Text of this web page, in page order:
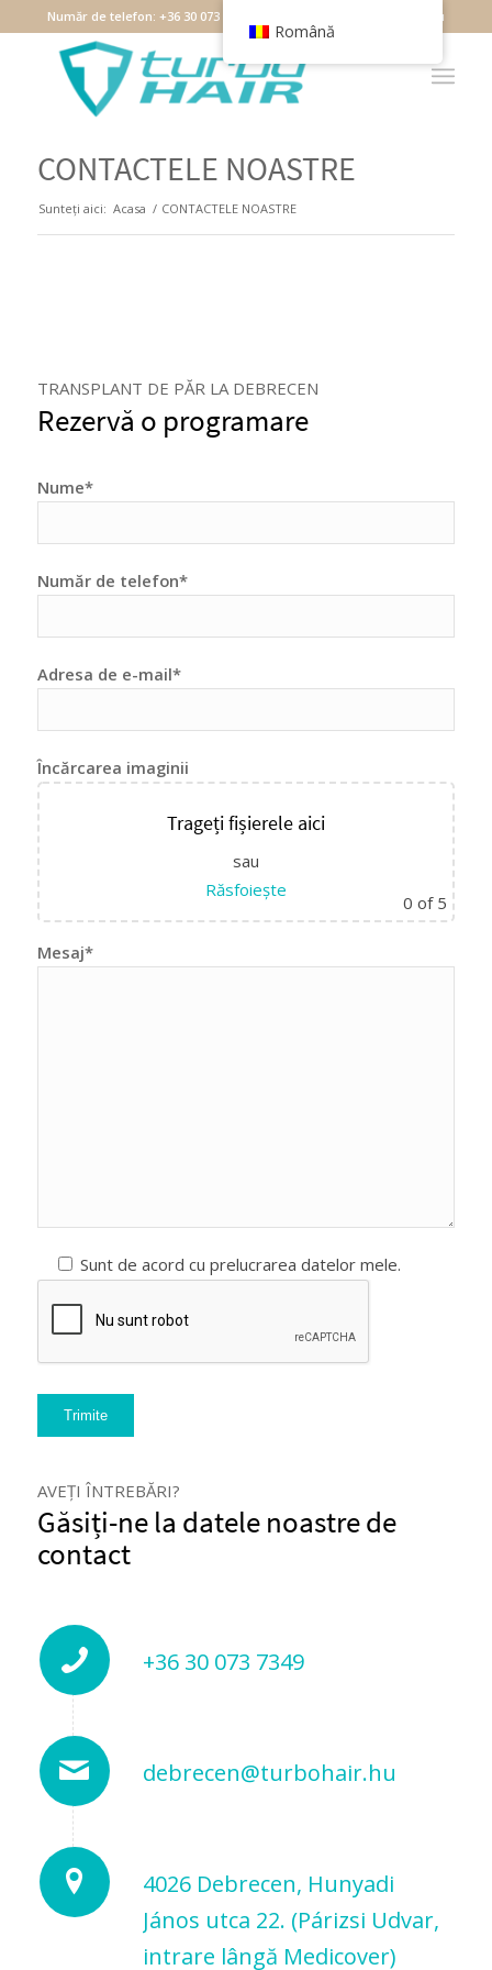
Număr de telefon: +36 30 073 7349 debrecen@turbohair.hu
CONTACTELE NOASTRE
Sunteți aici: Acasa / CONTACTELE NOASTRE
TRANSPLANT DE PĂR LA DEBRECEN
Rezervă o programare
Nume*
Număr de telefon*
Adresa de e-mail*
Încărcarea imaginii
Trageți fișierele aici
sau
Răsfoiește
0 of 5
Mesaj*
Sunt de acord cu prelucrarea datelor mele.
AVEȚI ÎNTREBĂRI?
Găsiți-ne la datele noastre de
contact
+36 30 073 7349
debrecen@turbohair.hu
4026 Debrecen, Hunyadi
János utca 22. (Párizsi Udvar,
intrare lângă Medicover)
Română